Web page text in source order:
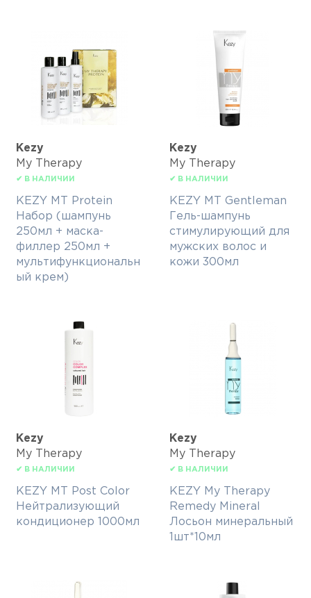
Kezy
My Therapy
✔ В НАЛИЧИИ
KEZY MT Protein
Набор (шампунь
250мл + маска-
филлер 250мл +
мультифункциональн
ый крем)
Kezy
My Therapy
✔ В НАЛИЧИИ
KEZY MT Gentleman
Гель-шампунь
стимулирующий для
мужских волос и
кожи 300мл
Kezy
My Therapy
✔ В НАЛИЧИИ
KEZY MT Post Color
Нейтрализующий
кондиционер 1000мл
Kezy
My Therapy
✔ В НАЛИЧИИ
KEZY My Therapy
Remedy Mineral
Лосьон минеральный
1шт*10мл